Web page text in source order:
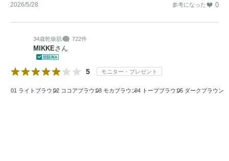
2026/5/28 参考になった 0
34歳乾燥肌 722件
MIKKEさん
5 モニター・プレゼント
01 ライトブラウン02 ココアブラウン03 モカブラウン04 トープブラウン05 ダークブラウン